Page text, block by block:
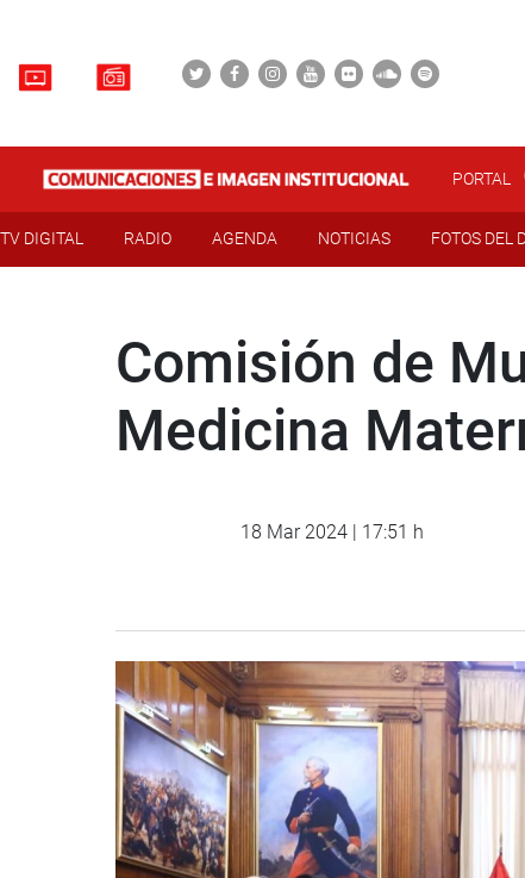
PORTAL
TV DIGITAL RADIO AGENDA NOTICIAS FOTOS DEL
Comisión de
Medicina
18 Mar 2024 | 17:51 h